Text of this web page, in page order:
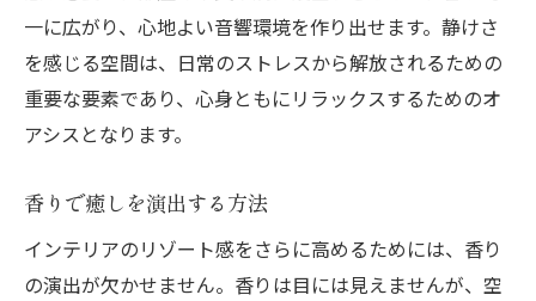
一に広がり、心地よい音響環境を作り出せます。静けさ
を感じる空間は、日常のストレスから解放されるための
重要な要素であり、心身ともにリラックスするためのオ
アシスとなります。
香りで癒しを演出する方法
インテリアのリゾート感をさらに高めるためには、香り
の演出が欠かせません。香りは目には見えませんが、空